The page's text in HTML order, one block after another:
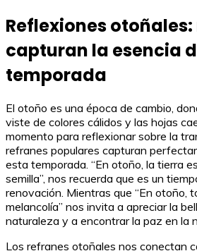
Reflexiones
capturan la esencia
temporada
El otoño es una época de cambio,
viste de colores cálidos y las hojas
momento para reflexionar sobre la
refranes populares capturan
esta temporada. “En otoño, la tierra
semilla”, nos recuerda que es un
renovación. Mientras que “En otoño,
melancolía” nos invita a apreciar la
naturaleza y a encontrar la paz en la
Los refranes otoñales nos conectan